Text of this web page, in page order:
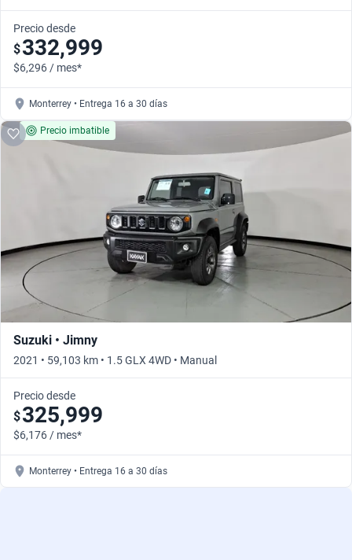
Precio desde
$332,999
$6,296 / mes*
Monterrey • Entrega 16 a 30 días
Precio imbatible
Suzuki • Jimny
2021 • 59,103 km • 1.5 GLX 4WD • Manual
Precio desde
$325,999
$6,176 / mes*
Monterrey • Entrega 16 a 30 días